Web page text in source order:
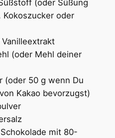
(oder Süßung
Kokoszucker oder
(oder Mehl deiner
(oder 50 g wenn Du
Kakao bevorzugst)
mit 80-